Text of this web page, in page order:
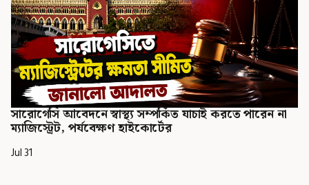
সারোগেসি আবেদনে স্বাস্থ্য সম্পর্কিত যাচাই করতে পারেন না
ম্যাজিস্ট্রেট, পর্যবেক্ষণ হাইকোর্টের
Jul 31